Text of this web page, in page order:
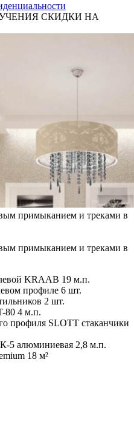
СКИДКИ НА
примыканием и треками в
примыканием и треками в
KRAAB 19 м.п.
профиле 6 шт.
2 шт.
80 4 м.п.
профиля SLOTT стаканчики
5 алюминиевая 2,8 м.п.
18 м²